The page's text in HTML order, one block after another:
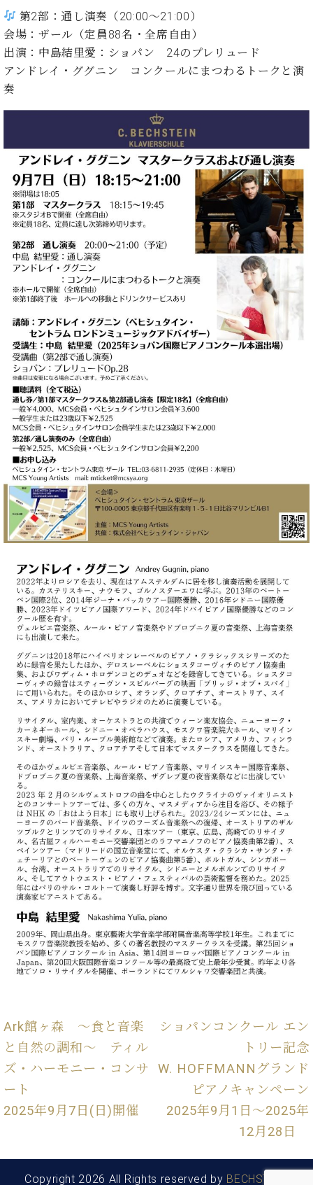
シ
ュ
タ
イ
ン
ト
グ
ラ
ン
ド
ピ
ア
ノ
C.
ベ
ヒ
シ
ュ
タ
イ
ン
コ
ン
サ
ー
ト
ア
ッ
プ
ラ
ト
ピ
ア
ノ
C.
ベ
ヒ
シ
ュ
タ
イ
ン
レ
ジ
デ
ン
ス
ア
ッ
プ
ラ
イ
ト
ピ
ア
ノ
シ
ュ
ン
タ
イ
ン・
シ
ュ
ー
入
実
績
ホ
ー
ス
タ
オ
入
実
績
音
楽
教
室
ご
愛
用
者
の
レ
ッ
ス
ン
イ
ベ
代
理
店
主
催
ベ
ン
コ
ク
ー
ル
音
楽
教
室
ン・
シュ
ーレ
音楽
教室
ベ
ヒ
シ
ュ
タ
イ
ン
・
セ
ン
ト
ラ
東
京
店
長
ご
挨
拶
展
示
情
報
ホー
ル・
ジオ
レン
タル
ホー
ル・
スタ
ジオ
空き
状況
動
画
収
録
サ
ー
ビ
ス
音
楽
教
室
ピ
ノ
の
コ
ン
ジ
ュ
ス
ご案
お
問
合
せ
第2部：通し演奏（20:00〜21:00）
会場：ザール（定員88名・全席自由）
出演：中島結里愛：ショパン 24のプレリュード
アンドレイ・ググニン コンクールにまつわるトークと演
奏
Ark館ヶ森 ～食と音楽
と自然の調和～ ティル
ズ・ハーモニー・コンサ
ート
2025年9月7日(日)開催
ショパンコンクール エン
トリー記念
W. HOFFMANNグランド
ピアノキャンペーン
2025年9月1日〜2025年
12月28日
Copyright 2026 All Rights reserved by BECHSTEIN